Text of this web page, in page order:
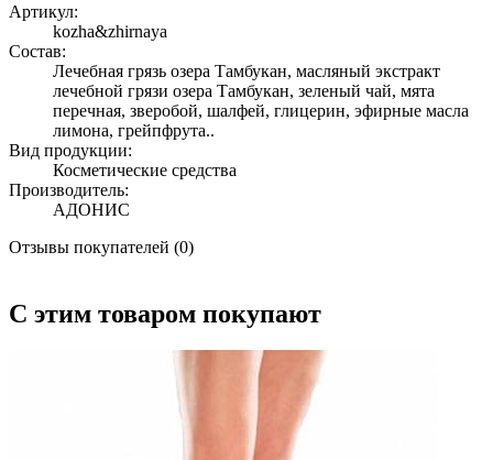
Артикул:
kozha&zhirnaya
Состав:
Лечебная грязь озера Тамбукан, масляный экстракт
лечебной грязи озера Тамбукан, зеленый чай, мята
перечная, зверобой, шалфей, глицерин, эфирные масла
лимона, грейпфрута..
Вид продукции:
Косметические средства
Производитель:
АДОНИС
Отзывы покупателей (0)
С этим товаром покупают